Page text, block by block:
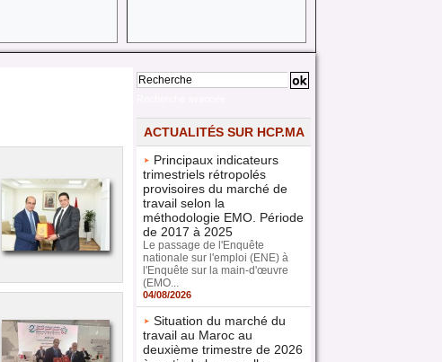
ACTUALITÉS SUR HCP.MA
Principaux indicateurs
trimestriels rétropolés
provisoires du marché de
travail selon la
méthodologie EMO. Période
de 2017 à 2025
Le passage de l'Enquête
nationale sur l'emploi (ENE) à
l'Enquête sur la main-d'œuvre
(EMO...
04/08/2026
Situation du marché du
travail au Maroc au
deuxième trimestre de 2026